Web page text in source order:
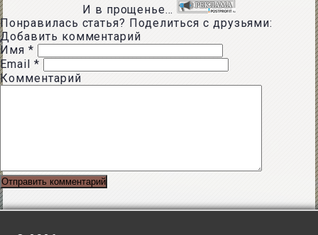
И в прощенье…
Понравилась статья? Поделиться с друзьями:
Добавить комментарий
Имя *
Email *
Комментарий